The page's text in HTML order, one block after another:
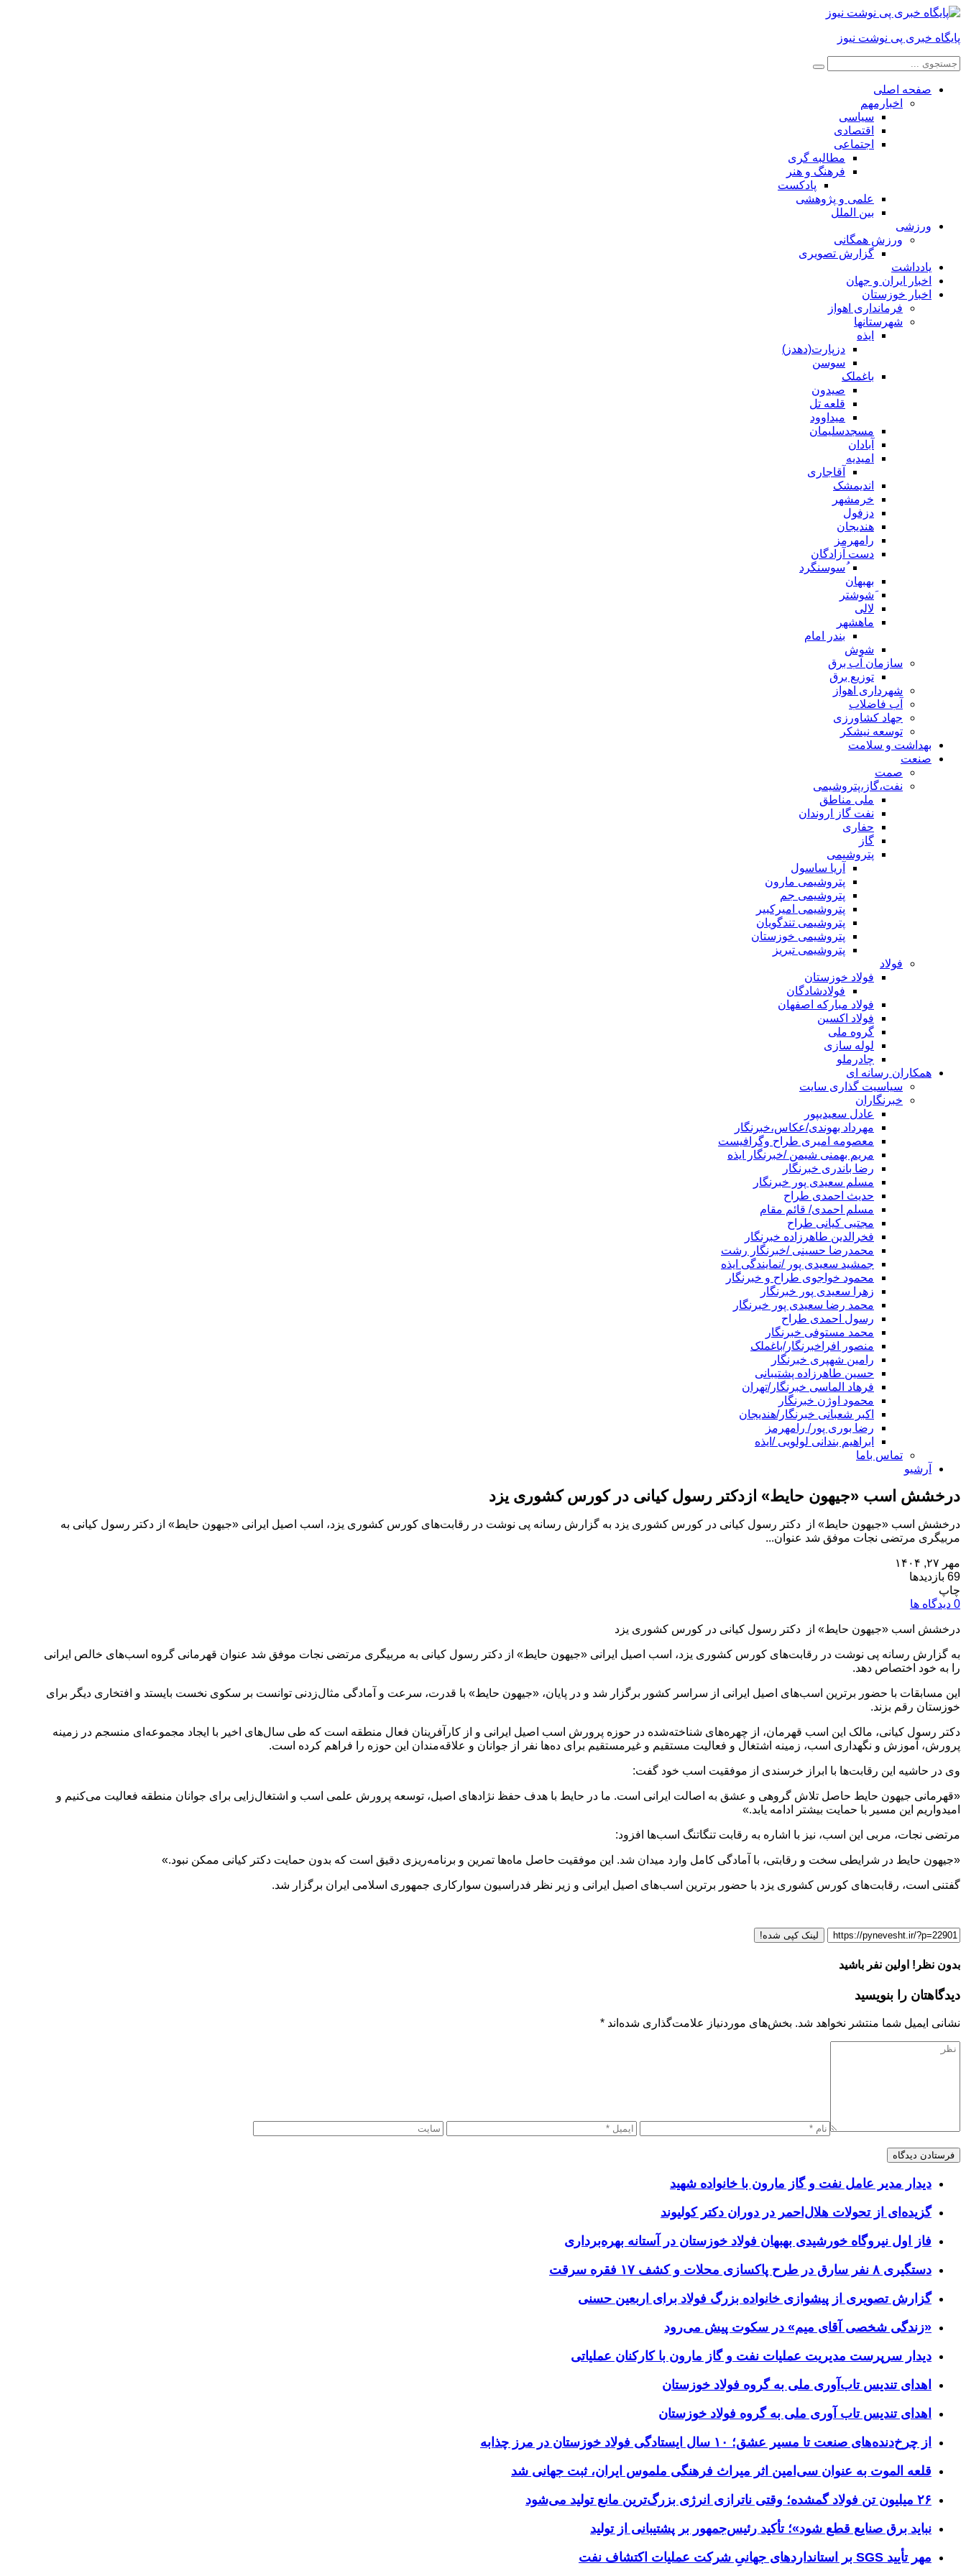
پایگاه خبری پی نوشت نیوز
صفحه اصلی
اخبارمهم
سیاسی
اقتصادی
اجتماعی
مطالبه گری
فرهنگ و هنر
پادکست
علمی و پژوهشی
بین الملل
ورزشی
ورزش همگانی
گزارش تصویری
یادداشت
اخبار ایران و جهان
اخبار خوزستان
فرمانداری اهواز
شهرستانها
ایذه
دزپارت(دهدز)
سوسن
باغملک
صیدون
قلعه تل
میداوود
مسجدسلیمان
آبادان
امیدیه
آقاجاری
اندیمشک
خرمشهر
دزفول
هندیجان
رامهرمز
دست آزادگان
ُسوسنگرد
بهبهان
َشوشتر
لالی
ماهشهر
بندر امام
شوش
سازمان آب برق
توزیع برق
شهرداری اهواز
آب فاضلاب
جهاد کشاورزی
توسعه نیشکر
بهداشت و سلامت
صنعت
صمت
نفت،گاز،پتروشیمی
ملی مناطق
نفت گاز اروندان
حفاری
گاز
پتروشیمی
آریا ساسول
پتروشیمی مارون
پتروشیمی جم
پتروشیمی امیرکبیر
پتروشیمی تندگویان
پتروشیمی خوزستان
پتروشیمی تبریز
فولاد
فولاد خوزستان
فولادشادگان
فولاد مبارکه اصفهان
فولاد اکسین
گروه ملی
لوله سازی
چادرملو
همکاران رسانه ای
سیاسیت گذاری سایت
خبرنگاران
عادل سعیدیپور
مهرداد بهوندی/عکاس،خبرنگار
معصومه امیری طراح وگرافیست
مریم بهمنی شیمن /خبرنگار ایذه
رضا باندری خبرنگار
مسلم سعیدی پور خبرنگار
حدیث احمدی طراح
مسلم احمدی/ قائم مقام
مجتبی کیانی طراح
فخرالدین طاهرزاده خبرنگار
محمدرضا حسینی /خبرنگار رشت
جمشید سعیدی پور /نمایندگی ایذه
محمود خواجوی طراح و خبرنگار
زهرا سعیدی پور خبرنگار
محمد رضا سعیدی پور خبرنگار
رسول احمدی طراح
محمد مستوفی خبرنگار
منصور افراخبرنگار/باغملک
رامین شهپری خبرنگار
حسین طاهرزاده پشتیبانی
فرهاد الماسی خبرنگار/تهران
محمود اوژن خبرنگار
اکبر شعبانی خبرنگار/هندیجان
رضا بوری پور/ رامهرمز
ابراهیم بندانی لولویی /ایذه
تماس باما
آرشیو
درخشش اسب «جیهون حایط» ازدکتر رسول کیانی در کورس کشوری یزد
درخشش اسب «جیهون حایط» از دکتر رسول کیانی در کورس کشوری یزد به گزارش رسانه پی نوشت در رقابت‌های کورس کشوری یزد، اسب اصیل ایرانی «جیهون حایط» از دکتر رسول کیانی به
مربیگری مرتضی نجات موفق شد عنوان...
مهر ۲۷, ۱۴۰۴
69 بازدیدها
چاپ
0 دیدگاه ها
درخشش اسب «جیهون حایط» از دکتر رسول کیانی در کورس کشوری یزد
به گزارش رسانه پی نوشت در رقابت‌های کورس کشوری یزد، اسب اصیل ایرانی «جیهون حایط» از دکتر رسول کیانی به مربیگری مرتضی نجات موفق شد عنوان قهرمانی گروه اسب‌های خالص ایرانی
را به خود اختصاص دهد.
این مسابقات با حضور برترین اسب‌های اصیل ایرانی از سراسر کشور برگزار شد و در پایان، «جیهون حایط» با قدرت، سرعت و آمادگی مثال‌زدنی توانست بر سکوی نخست بایستد و افتخاری دیگر برای
خوزستان رقم بزند.
دکتر رسول کیانی، مالک این اسب قهرمان، از چهره‌های شناخته‌شده در حوزه پرورش اسب اصیل ایرانی و از کارآفرینان فعال منطقه است که طی سال‌های اخیر با ایجاد مجموعه‌ای منسجم در زمینه
پرورش، آموزش و نگهداری اسب، زمینه اشتغال و فعالیت مستقیم و غیرمستقیم برای ده‌ها نفر از جوانان و علاقه‌مندان این حوزه را فراهم کرده است.
وی در حاشیه این رقابت‌ها با ابراز خرسندی از موفقیت اسب خود گفت:
«قهرمانی جیهون حایط حاصل تلاش گروهی و عشق به اصالت ایرانی است. ما در حایط با هدف حفظ نژادهای اصیل، توسعه پرورش علمی اسب و اشتغال‌زایی برای جوانان منطقه فعالیت می‌کنیم و
امیدواریم این مسیر با حمایت بیشتر ادامه یابد.»
مرتضی نجات، مربی این اسب، نیز با اشاره به رقابت تنگاتنگ اسب‌ها افزود:
«جیهون حایط در شرایطی سخت و رقابتی، با آمادگی کامل وارد میدان شد. این موفقیت حاصل ماه‌ها تمرین و برنامه‌ریزی دقیق است که بدون حمایت دکتر کیانی ممکن نبود.»
گفتنی است، رقابت‌های کورس کشوری یزد با حضور برترین اسب‌های اصیل ایرانی و زیر نظر فدراسیون سوارکاری جمهوری اسلامی ایران برگزار شد.
لینک کپی شده!
بدون نظر! اولین نفر باشید
دیدگاهتان را بنویسید
نشانی ایمیل شما منتشر نخواهد شد. بخش‌های موردنیاز علامت‌گذاری شده‌اند *
دیدار مدیر عامل نفت و گاز مارون با خانواده شهید
گزیده‌ای از تحولات هلال‌احمر در دوران دکتر کولیوند
فاز اول نیروگاه خورشیدی بهبهان فولاد خوزستان در آستانه بهره‌برداری
دستگیری ۸ نفر سارق در طرح پاکسازی محلات و کشف ۱۷ فقره سرقت
گزارش تصویری از پیشوازی خانواده بزرگ فولاد برای اربعین حسنی
«زندگی شخصی آقای میم» در سکوت پیش می‌رود
دیدار سرپرست مدیریت عملیات نفت و گاز مارون با کارکنان عملیاتی
اهدای تندیس تاب‌آوری ملی به گروه فولاد خوزستان
اهدای تندیس تاب آوری ملی به گروه فولاد خوزستان
از چرخ‌دنده‌های صنعت تا مسیر عشق؛ ۱۰ سال ایستادگی فولاد خوزستان در مرز چذابه
قلعه الموت به عنوان سی‌امین اثر میراث‌ فرهنگی ملموس ایران، ثبت جهانی شد
۲۶ میلیون تن فولاد گمشده؛ وقتی ناترازی انرژی بزرگ‌ترین مانع تولید می‌شود
نباید برق صنایع قطع شود»؛ تأکید رئیس‌جمهور بر پشتیبانی از تولید
مهر تأیید SGS بر استانداردهای جهانیِ شرکت عملیات اکتشاف نفت